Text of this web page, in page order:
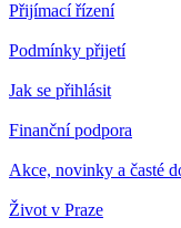
Přijímací řízení
Podmínky přijetí
Jak se přihlásit
Finanční podpora
Akce, novinky a časté
Život v Praze